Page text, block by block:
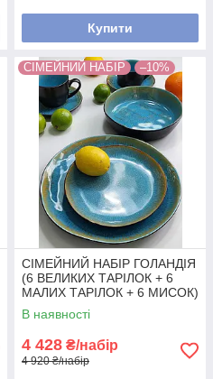
Купити
СІМЕЙНИЙ НАБІР –10%
СІМЕЙНИЙ НАБІР ГОЛАНДІЯ
(6 ВЕЛИКИХ ТАРІЛОК + 6
МАЛИХ ТАРІЛОК + 6 МИСОК)
В наявності
4 428 ₴/набір
4 920 ₴/набір